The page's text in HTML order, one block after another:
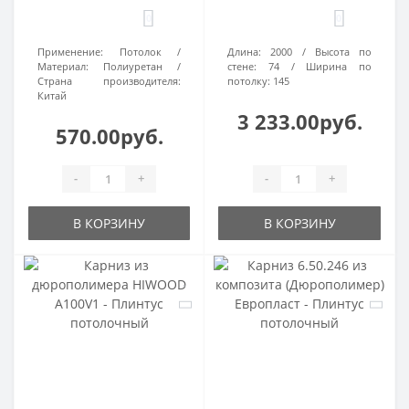
Применение:
Потолок
Материал:
Полиуретан
Страна производителя:
Китай
570.00руб.
- +
В КОРЗИНУ
Длина: 2000
Высота по
стене:
74
Ширина по
потолку: 145
3 233.00руб.
- +
В КОРЗИНУ